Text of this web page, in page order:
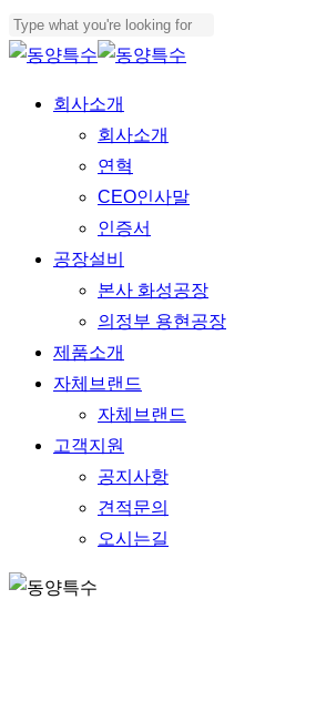
Skip
to
content
Close
Menu
회사소개
회사소개
연혁
CEO인사말
인증서
공장설비
본사 화성공장
의정부 용현공장
제품소개
자체브랜드
자체브랜드
고객지원
공지사항
견적문의
오시는길